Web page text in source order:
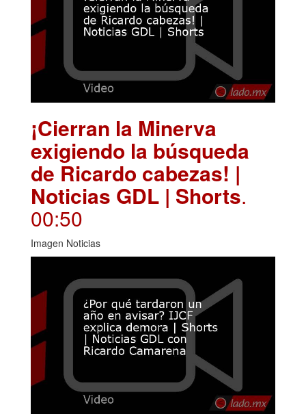
¡Cierran la Minerva
exigiendo la búsqueda
de Ricardo cabezas! |
Noticias GDL | Shorts.
00:50
Imagen Noticias